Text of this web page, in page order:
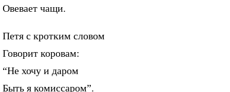
Овевает чащи.
Петя с кротким словом
Говорит коровам:
“Не хочу и даром
Быть я комиссаром”.